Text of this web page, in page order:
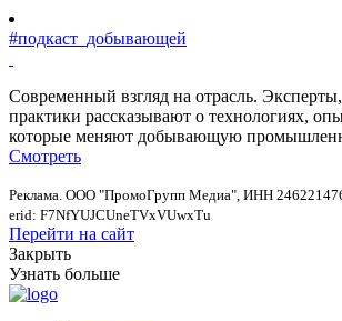
#подкаст_добывающей
Современный взгляд на отрасль.
практики рассказывают о технологиях,
которые меняют добывающую
Смотреть
Реклама. ООО "ПромоГрупп Медиа", ИНН
erid: F7NfYUJCUneTVxVUwxTu
Перейти на сайт
Закрыть
Узнать больше